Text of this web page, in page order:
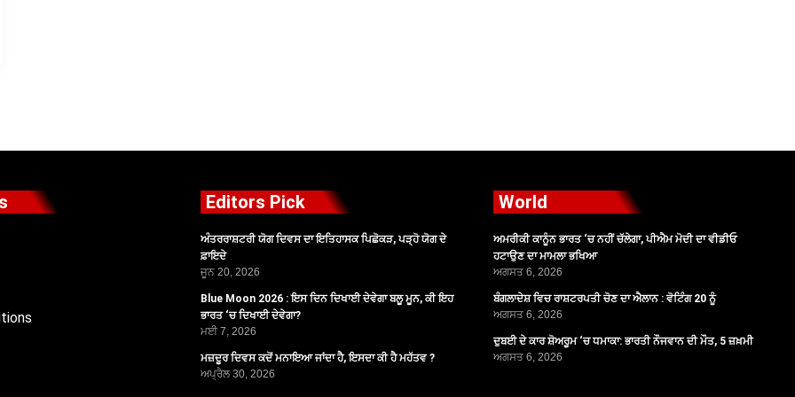
Editors Pick
ਅੰਤਰਰਾਸ਼ਟਰੀ ਯੋਗ ਦਿਵਸ ਦਾ ਇਤਿਹਾਸਕ ਪਿਛੋਕੜ, ਪੜ੍ਹੋ ਯੋਗ ਦੇ
ਫ਼ਾਇਦੇ
ਜੂਨ 20, 2026
Blue Moon 2026 : ਇਸ ਦਿਨ ਦਿਖਾਈ ਦੇਵੇਗਾ ਬਲੂ ਮੂਨ, ਕੀ ਇਹ
ਭਾਰਤ ‘ਚ ਦਿਖਾਈ ਦੇਵੇਗਾ?
ਮਈ 7, 2026
ਮਜ਼ਦੂਰ ਦਿਵਸ ਕਦੋਂ ਮਨਾਇਆ ਜਾਂਦਾ ਹੈ, ਇਸਦਾ ਕੀ ਹੈ ਮਹੱਤਵ ?
ਅਪ੍ਰੈਲ 30, 2026
World
ਅਮਰੀਕੀ ਕਾਨੂੰਨ ਭਾਰਤ ‘ਚ ਨਹੀਂ ਚੱਲੇਗਾ, ਪੀਐਮ ਮੋਦੀ ਦਾ ਵੀਡੀਓ
ਹਟਾਉਣ ਦਾ ਮਾਮਲਾ ਭਖਿਆ
ਅਗਸਤ 6, 2026
ਬੰਗਲਾਦੇਸ਼ ਵਿਚ ਰਾਸ਼ਟਰਪਤੀ ਚੋਣ ਦਾ ਐਲਾਨ : ਵੋਟਿੰਗ 20 ਨੂੰ
ਅਗਸਤ 6, 2026
ਦੁਬਈ ਦੇ ਕਾਰ ਸ਼ੋਅਰੂਮ ‘ਚ ਧਮਾਕਾ: ਭਾਰਤੀ ਨੌਜਵਾਨ ਦੀ ਮੌਤ, 5 ਜ਼ਖ਼ਮੀ
ਅਗਸਤ 6, 2026